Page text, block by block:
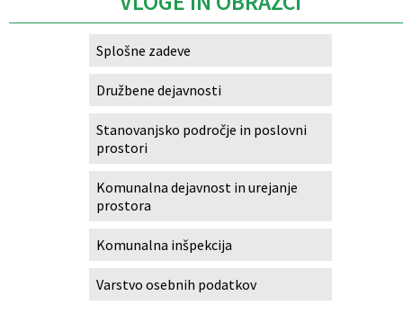
Splošne zadeve
Družbene dejavnosti
Stanovanjsko področje in poslovni
prostori
Komunalna dejavnost in urejanje
prostora
Komunalna inšpekcija
Varstvo osebnih podatkov